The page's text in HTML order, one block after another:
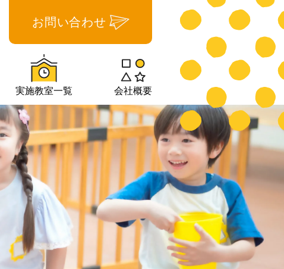
お問い合わせ
実施教室一覧 会社概要